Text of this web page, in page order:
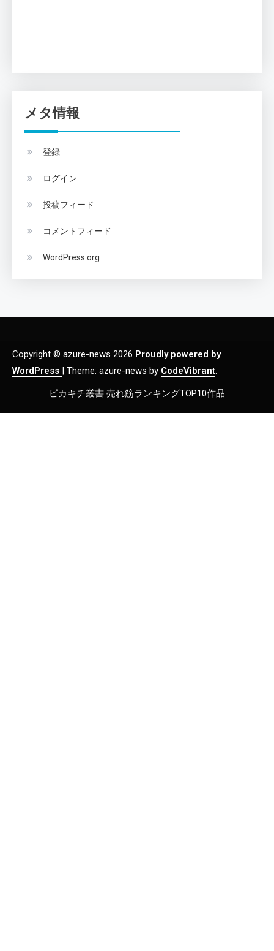
メタ情報
登録
ログイン
投稿フィード
コメントフィード
WordPress.org
Copyright © azure-news 2026 Proudly powered by
WordPress | Theme: azure-news by CodeVibrant.
ピカキチ叢書 売れ筋ランキングTOP10作品